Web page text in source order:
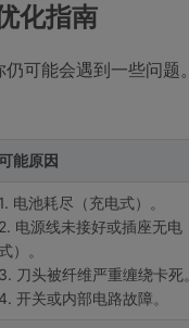
化指南
可能会遇到一些问
能原因
1. 电池耗尽（充电式）。
2. 电源线未接好或插座无电
）。
3. 刀头被纤维严重缠绕卡死
4. 开关或内部电路故障。